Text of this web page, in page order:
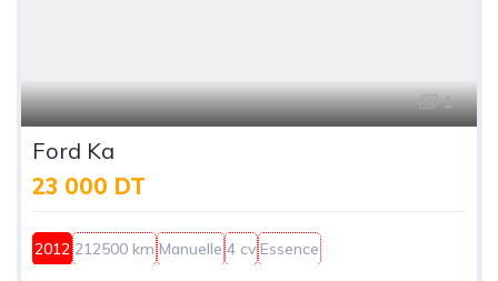
1
Ford Ka
23 000 DT
2012 212500 km Manuelle 4 cv Essence